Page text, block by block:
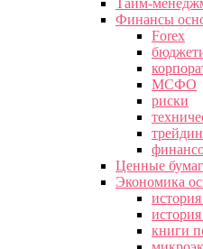
Тайм-
Финансы
Forex
МСФО
риски
Ценные
Экономика
книги